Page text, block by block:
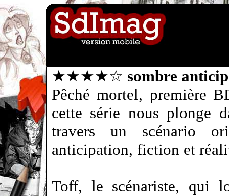
★★★★☆ sombre
Pêché mortel, première
cette série nous plonge
travers un scénario
anticipation, fiction et
Toff, le scénariste, qui